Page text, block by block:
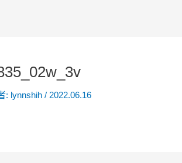
: lynnshih / 2022.06.16